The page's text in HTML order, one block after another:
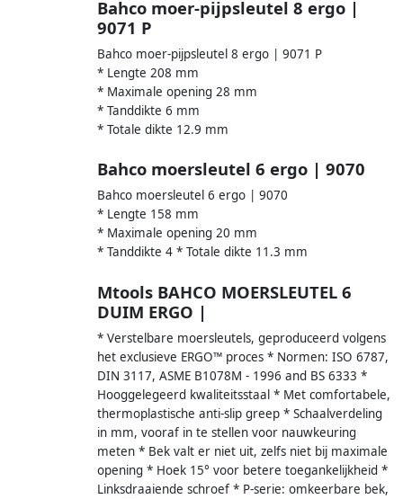
Bahco moer-pijpsleutel 8 ergo |
9071 P
Bahco moer-pijpsleutel 8 ergo | 9071 P
* Lengte 208 mm
* Maximale opening 28 mm
* Tanddikte 6 mm
* Totale dikte 12.9 mm
Bahco moersleutel 6 ergo | 9070
Bahco moersleutel 6 ergo | 9070
* Lengte 158 mm
* Maximale opening 20 mm
* Tanddikte 4 * Totale dikte 11.3 mm
Mtools BAHCO MOERSLEUTEL 6
DUIM ERGO |
* Verstelbare moersleutels, geproduceerd volgens
het exclusieve ERGO™ proces * Normen: ISO 6787,
DIN 3117, ASME B1078M - 1996 and BS 6333 *
Hooggelegeerd kwaliteitsstaal * Met comfortabele,
thermoplastische anti-slip greep * Schaalverdeling
in mm, vooraf in te stellen voor nauwkeuring
meten * Bek valt er niet uit, zelfs niet bij maximale
opening * Hoek 15° voor betere toegankelijkheid *
Linksdraaiende schroef * P-serie: omkeerbare bek,